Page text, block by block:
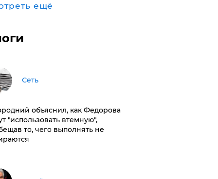
ещё
Сеть
объяснил, как Федорова
"использовать втемную",
то, чего выполнять не